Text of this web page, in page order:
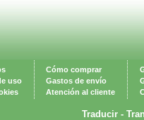
uso
Cómo comprar
Gastos de envío
Atención al cliente
Traducir -